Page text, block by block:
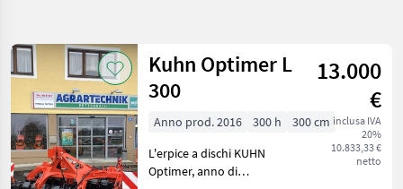
Kuhn Optimer L
300
13.000
€
inclusa IVA
20%
10.833,33 €
netto
Anno prod. 2016 300 h
300 cm
L'erpice a dischi KUHN
Optimer, anno di